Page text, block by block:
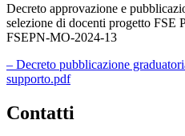
Decreto approvazione e
selezione di docenti progetto
FSEPN-MO-2024-13
– Decreto pubblicazione
supporto.pdf
Contatti